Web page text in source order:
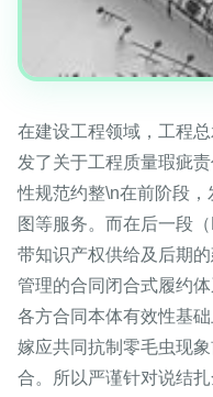
在建设工程领域，工程
发了关于工程质量瑕疵
性规范约整\n在前阶段
图等服务。而在后一段
带知识产权供给及后期
管理的合同闭合式履约
各方合同本体有效性基
嫁应共同抗制零毛虫现
合。所以严谨针对说结